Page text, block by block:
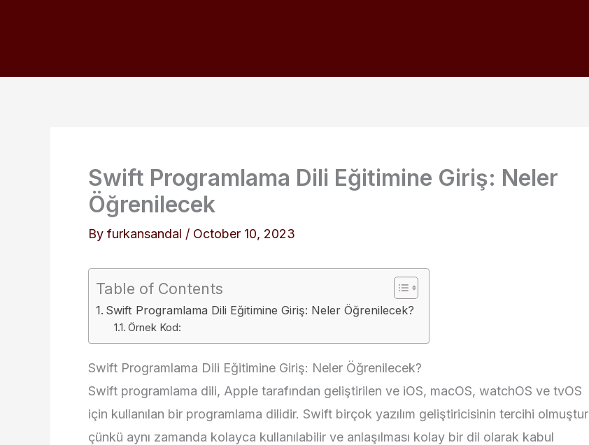
Swift Programlama Dili Eğitimine Giriş: Neler
Öğrenilecek
By furkansandal / October 10, 2023
Table of Contents
Swift Programlama Dili Eğitimine Giriş: Neler Öğrenilecek?
Örnek Kod:
Swift Programlama Dili Eğitimine Giriş: Neler Öğrenilecek?
Swift programlama dili, Apple tarafından geliştirilen ve iOS, macOS, watchOS ve tvOS
için kullanılan bir programlama dilidir. Swift birçok yazılım geliştiricisinin tercihi olmuştur
çünkü aynı zamanda kolayca kullanılabilir ve anlaşılması kolay bir dil olarak kabul